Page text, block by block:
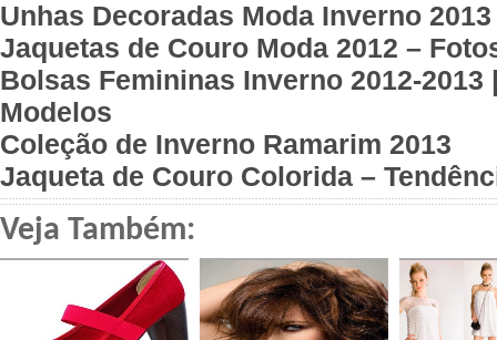
Unhas Decoradas Moda Inverno 2013
Jaquetas de Couro Moda 2012 –
Bolsas Femininas Inverno 2012-2013
Modelos
Coleção de Inverno Ramarim 2013
Jaqueta de Couro Colorida –
Veja Também: